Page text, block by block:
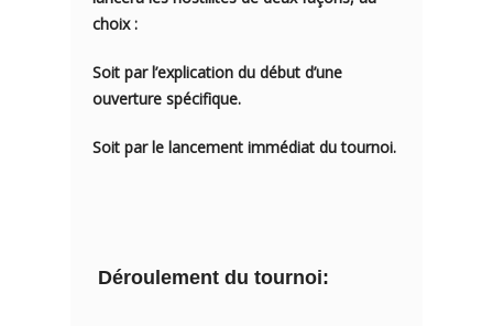
choix :
Soit par l’explication du début d’une
ouverture spécifique.
Soit par le lancement immédiat du tournoi.
Déroulement du tournoi: